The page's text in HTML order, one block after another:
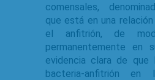
comensales,
que está en una
el anfitrión, de
permanentemente en
evidencia clara de que
bacteria-anfitrión